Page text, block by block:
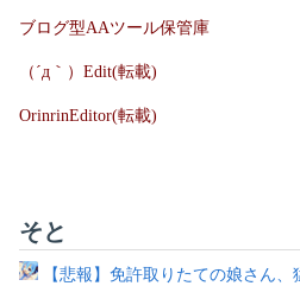
ブログ型AAツール保管庫
（´д｀）Edit(転載)
OrinrinEditor(転載)
そと
【悲報】免許取りたての娘さん